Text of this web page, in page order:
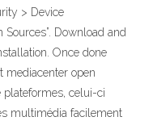
> Device
Download and
Once done
mediacenter open
celui-ci
multimédia facilement